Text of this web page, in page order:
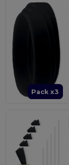
Pack x3